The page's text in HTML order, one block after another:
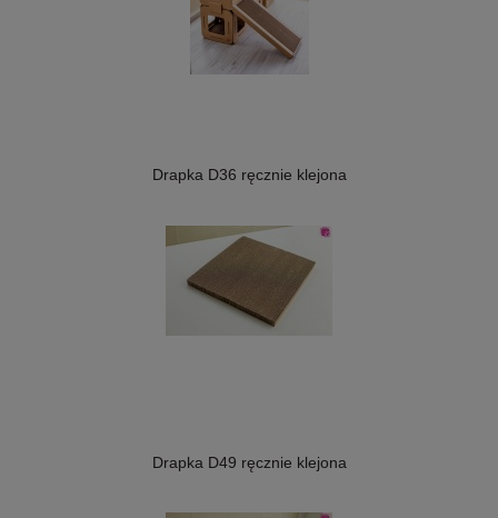
Drapka D36 ręcznie klejona
Drapka D49 ręcznie klejona